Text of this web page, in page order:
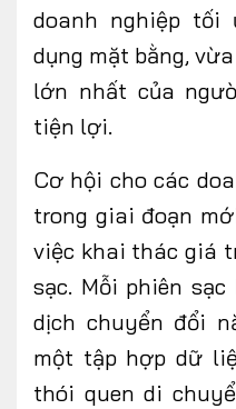
doanh nghiệp
dụng mặt bằng,
lớn nhất của
tiện lợi.
Cơ hội cho các
trong giai đoạn
việc khai thác giá
sạc. Mỗi phiên
dịch chuyển đổi
một tập hợp dữ
thói quen di